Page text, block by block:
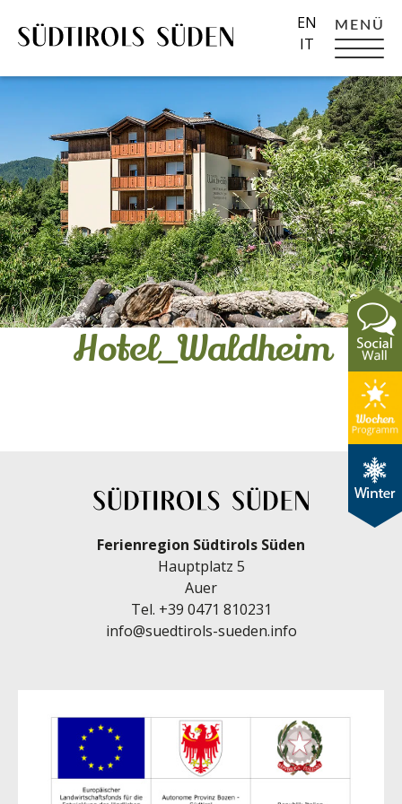
MENÜ
EN
IT
Hotel_Waldheim
Ferienregion Südtirols Süden
Hauptplatz 5
Auer
Tel. +39 0471 810231
info@suedtirols-sueden.info